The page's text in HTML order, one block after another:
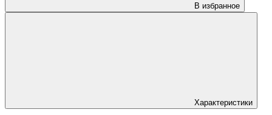
В избранное
Характеристики